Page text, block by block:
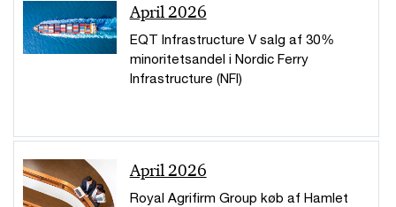
April 2026
EQT Infrastructure V salg af 30 %
minoritetsandel i Nordic Ferry
Infrastructure (NFI)
April 2026
Royal Agrifirm Group køb af Hamlet